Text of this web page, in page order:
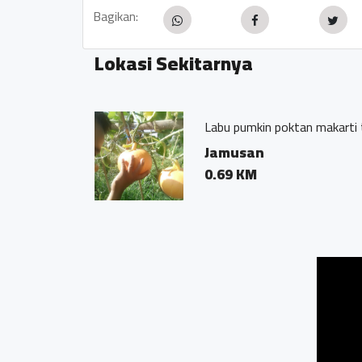
Bagikan:
Lokasi Sekitarnya
Labu pumkin poktan
Jamusan
0.69 KM